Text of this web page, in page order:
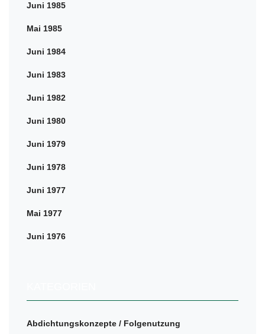
Juni 1985
Mai 1985
Juni 1984
Juni 1983
Juni 1982
Juni 1980
Juni 1979
Juni 1978
Juni 1977
Mai 1977
Juni 1976
Abdichtungskonzepte / Folgenutzung